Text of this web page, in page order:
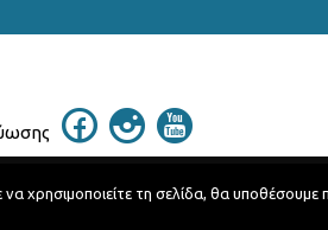
χρησιμοποιείτε τη σελίδα, θα υποθέσουμε